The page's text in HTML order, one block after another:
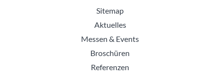
Sitemap
Aktuelles
Messen & Events
Broschüren
Referenzen